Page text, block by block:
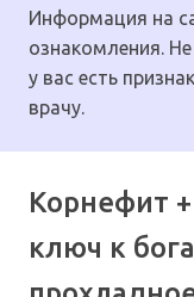
Информация на
ознакомления.
у вас есть
врачу.
Корнефит
ключ к